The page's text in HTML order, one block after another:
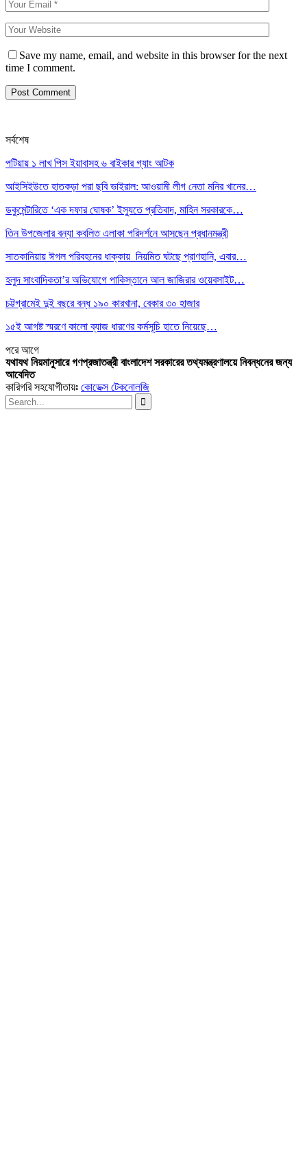
Save my name, email, and website in this browser for the next
time I comment.
সর্বশেষ
পটিয়ায় ১ লাখ পিস ইয়াবাসহ ৬ বাইকার গ্যাং আটক
আইসিইউতে হাতকড়া পরা ছবি ভাইরাল: আওয়ামী লীগ নেতা মনির খানের…
ডকুমেন্টারিতে ‘এক দফার ঘোষক’ ইস্যুতে প্রতিবাদ, মাহিন সরকারকে…
তিন উপজেলার বন্যা কবলিত এলাকা পরিদর্শনে আসছেন প্রধানমন্ত্রী
সাতকানিয়ায় ঈগল পরিবহনের ধাক্কায় নিয়মিত ঘটছে প্রাণহানি, এবার…
হলুদ সাংবাদিকতা’র অভিযোগে পাকিস্তানে আল জাজিরার ওয়েবসাইট…
চট্টগ্রামেই দুই বছরে বন্ধ ১৯০ কারখানা, বেকার ৩০ হাজার
১৫ই আগষ্ট স্মরণে কালো ব্যাজ ধারণের কর্মসূচি হাতে নিয়েছে…
পরেআগে
যথাযথ নিয়মানুসারে গণপ্রজাতন্ত্রী বাংলাদেশ সরকারের তথ্যমন্ত্রণালয়ে নিবন্ধনের জন্য
আবেদিত
কারিগরি সহযোগীতায়ঃ কোডেক্স টেকনোলজি